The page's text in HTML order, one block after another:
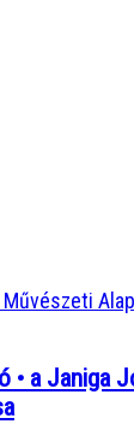
• a Janiga